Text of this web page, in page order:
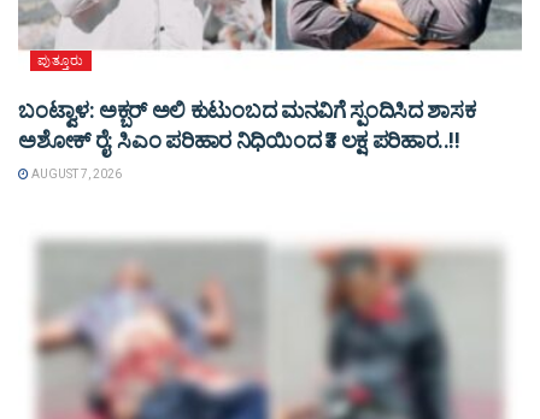
ಪುತ್ತೂರು
ಬಂಟ್ವಾಳ: ಅಕ್ಬರ್ ಅಲಿ ಕುಟುಂಬದ ಮನವಿಗೆ ಸ್ಪಂದಿಸಿದ ಶಾಸಕ
ಅಶೋಕ್ ರೈ: ಸಿಎಂ ಪರಿಹಾರ ನಿಧಿಯಿಂದ ₹3 ಲಕ್ಷ ಪರಿಹಾರ..!!
AUGUST 7, 2026